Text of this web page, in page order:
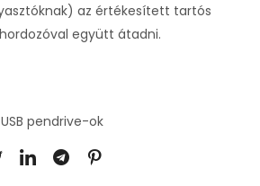
az értékesített tartós
együtt átadni.
pendrive-ok